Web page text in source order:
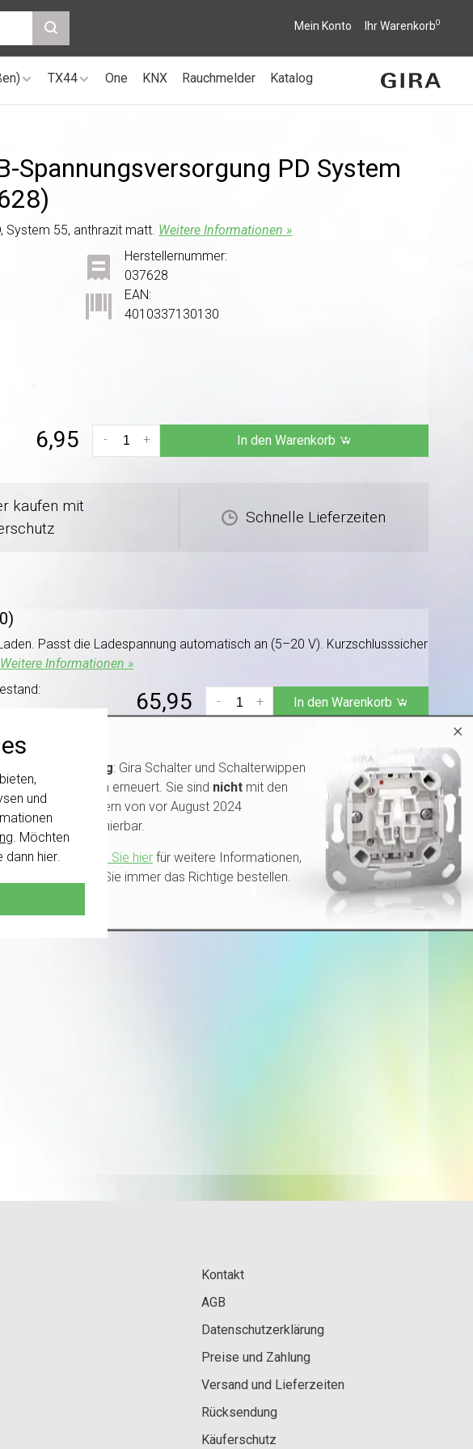
und
. Möchten
dann hier
Mein Konto Ihr Warenkorb0
TX44 One KNX Rauchmelder Katalog
Spannungsversorgung PD System
System 55, anthrazit matt. Weitere Informationen »
Herstellernummer:
037628
EAN:
4010337130130
6,95 +
- In den Warenkorb
kaufen mit
Schnelle Lieferzeiten
Passt die Ladespannung automatisch an (5–20 V). Kurzschlusssicher
Weitere Informationen »
65,95 +
- In den Warenkorb
Passt die Ladespannung automatisch an (5–20 V). Kurzschlusssicher
Weitere Informationen »
65,95 In den Warenkorb
Kontakt
AGB
Datenschutzerklärung
Preise und Zahlung
Versand und Lieferzeiten
Rücksendung
Käuferschutz
×
Wichtig: Gira Schalter und Schalterwippen
wurden erneuert. Sie sind nicht mit den
Schaltern von vor August 2024
kombinierbar.
Klicken Sie hier für weitere Informationen,
damit Sie immer das Richtige bestellen.